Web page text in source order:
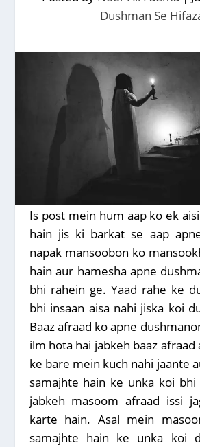
Dushman Se
Is post mein hum aap ko ek
hain jis ki barkat se aap
napak mansoobon ko
hain aur hamesha apne
bhi rahein ge. Yaad rahe ke
bhi insaan aisa nahi jiska koi
Baaz afraad ko apne
ilm hota hai jabkeh baaz afraad
ke bare mein kuch nahi jaante
samajhte hain ke unka koi bhi
jabkeh masoom afraad issi
karte hain. Asal mein
samajhte hain ke unka koi